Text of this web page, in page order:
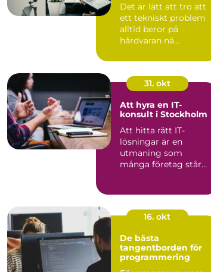
Det är lätt att tro att
ett tekniskt problem
alltid beror på
hårdvaran nä...
31. okt
Att hyra en IT-
konsult i Stockholm
Att hitta rätt IT-
lösningar är en
utmaning som
många företag står
16. okt
De bästa
tangentborden för
programmering